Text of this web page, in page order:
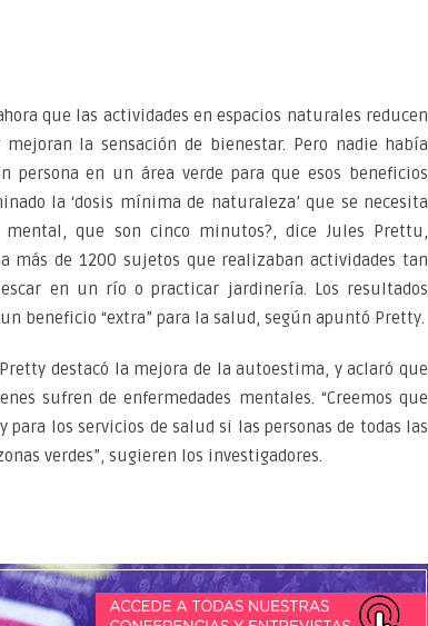
que las actividades en espacios naturales reducen
la sensación de bienestar. Pero nadie había
en un área verde para que esos beneficios
la ‘dosis mínima de naturaleza’ que se necesita
que son cinco minutos?, dice Jules Prettu,
más de 1200 sujetos que realizaban actividades tan
en un río o practicar jardinería. Los resultados
beneficio “extra” para la salud, según apuntó Pretty.
destacó la mejora de la autoestima, y aclaró que
sufren de enfermedades mentales. “Creemos que
los servicios de salud si las personas de todas las
verdes”, sugieren los investigadores.